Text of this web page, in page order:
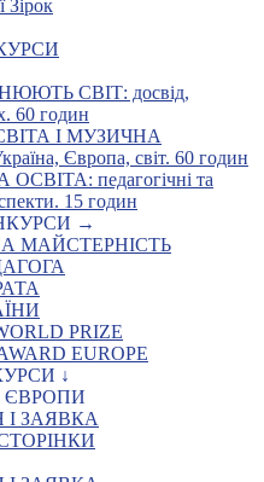
Зірок
СВІТ: досвід,
60 годин
І МУЗИЧНА
Європа, світ. 60 годин
педагогічні та
15 годин
→
МАЙСТЕРНІСТЬ
PRIZE
EUROPE
↓
ЄВРОПИ
ЗАЯВКА